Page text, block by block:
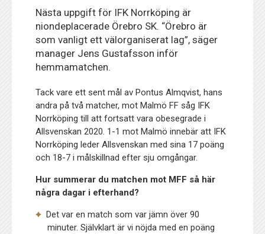
Nästa uppgift för IFK Norrköping är
niondeplacerade Örebro SK. “Örebro är
som vanligt ett välorganiserat lag”, säger
manager Jens Gustafsson inför
hemmamatchen.
Tack vare ett sent mål av Pontus Almqvist, hans
andra på två matcher, mot Malmö FF såg IFK
Norrköping till att fortsatt vara obesegrade i
Allsvenskan 2020. 1-1 mot Malmö innebär att IFK
Norrköping leder Allsvenskan med sina 17 poäng
och 18-7 i målskillnad efter sju omgångar.
Hur summerar du matchen mot MFF så här
några dagar i efterhand?
Det var en match som var jämn över 90
minuter. Självklart är vi nöjda med en poäng